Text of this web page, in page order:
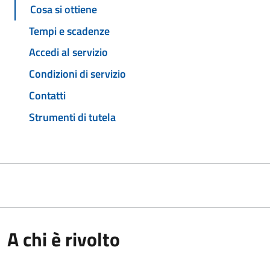
Cosa si ottiene
Tempi e scadenze
Accedi al servizio
Condizioni di servizio
Contatti
Strumenti di tutela
A chi è rivolto